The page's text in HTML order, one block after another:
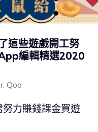
這些遊戲開工努
編輯精選2020
Qoo
力賺錢課金買遊